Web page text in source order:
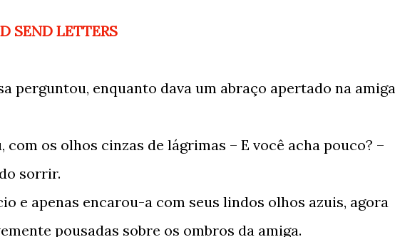
SEND LETTERS
perguntou, enquanto dava um abraço apertado na amiga
com os olhos cinzas de lágrimas – E você acha pouco? –
sorrir.
e apenas encarou-a com seus lindos olhos azuis, agora
pousadas sobre os ombros da amiga.